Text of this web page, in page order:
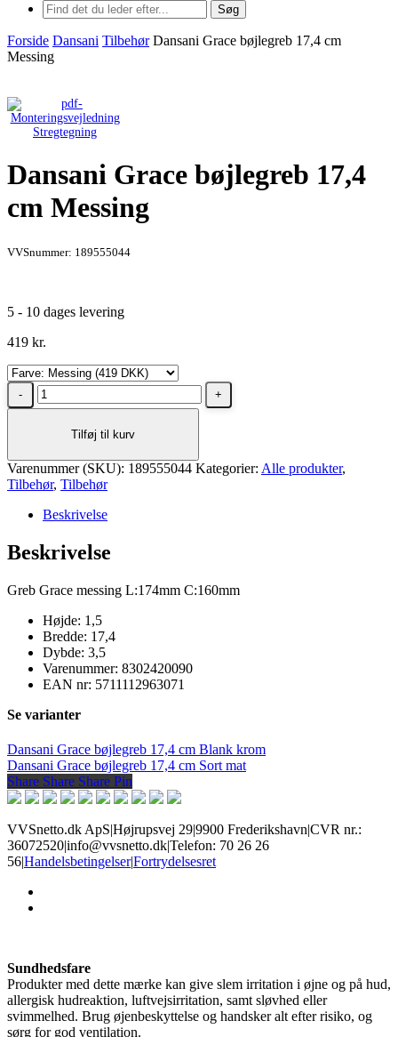
Søg
Forside Dansani Tilbehør Dansani Grace bøjlegreb 17,4 cm
Messing
Stregtegning
Dansani Grace bøjlegreb 17,4
cm Messing
VVSnummer: 189555044
5 - 10 dages levering
419 kr.
Dansani
Grace
Messing
antal
Tilføj til kurv
Varenummer (SKU): 189555044 Kategorier: Alle produkter,
Tilbehør, Tilbehør
Beskrivelse
Beskrivelse
Greb Grace messing L:174mm C:160mm
Højde: 1,5
Bredde: 17,4
Dybde: 3,5
Varenummer: 8302420090
EAN nr: 5711112963071
Se varianter
Dansani Grace bøjlegreb 17,4 cm Blank krom
Dansani Grace bøjlegreb 17,4 cm Sort mat
Share
Share Share Share Pin
VVSnetto.dk ApS|Højrupsvej 29|9900 Frederikshavn|CVR nr.:
36072520|info@vvsnetto.dk|Telefon: 70 26 26
56|Handelsbetingelser|Fortrydelsesret
Sundhedsfare
Produkter med dette mærke kan give slem irritation i øjne og på hud,
allergisk hudreaktion, luftvejsirritation, samt sløvhed eller
svimmelhed. Brug øjenbeskyttelse og handsker alt efter risiko, og
sørg for god ventilation.